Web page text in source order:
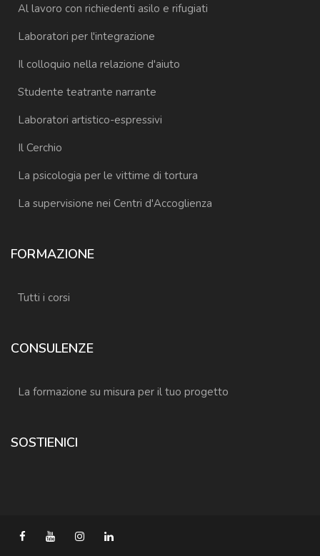
Al lavoro con richiedenti asilo e rifugiati
Laboratori per l'integrazione
Il colloquio nella relazione d'aiuto
Studente teatrante narrante
Laboratori artistico-espressivi
Il Cerchio
La psicologia per le vittime di tortura
La supervisione nei Centri d'Accoglienza
FORMAZIONE
Tutti i corsi
CONSULENZE
La formazione su misura per il tuo progetto
SOSTIENICI